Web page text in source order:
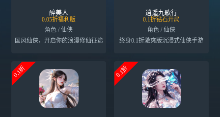
醉美人
0.05折福利版
角色 / 仙侠
国风仙侠，开启你的浪漫修仙征途
逍遥九歌行
0.1折钻石开局
角色 / 仙侠
终身0.1折激爽版沉浸式仙侠手游
0.1折 0.1折